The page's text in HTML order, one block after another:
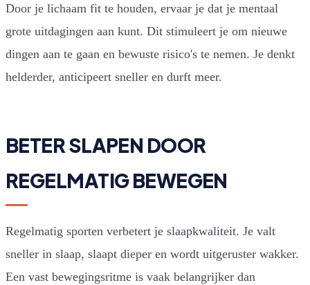
Door je lichaam fit te houden, ervaar je dat je mentaal
grote uitdagingen aan kunt. Dit stimuleert je om nieuwe
dingen aan te gaan en bewuste risico's te nemen. Je denkt
helderder, anticipeert sneller en durft meer.
BETER SLAPEN DOOR
REGELMATIG BEWEGEN
Regelmatig sporten verbetert je slaapkwaliteit. Je valt
sneller in slaap, slaapt dieper en wordt uitgeruster wakker.
Een vast bewegingsritme is vaak belangrijker dan